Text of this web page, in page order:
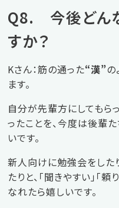
Q8. 今後どん
すか？
Kさん：筋の通った“漢”
ます。
自分が先輩方にしてもら
ったことを、今度は後輩
いです。
新人向けに勉強会をした
たりと、「聞きやすい」「
なれたら嬉しいです。